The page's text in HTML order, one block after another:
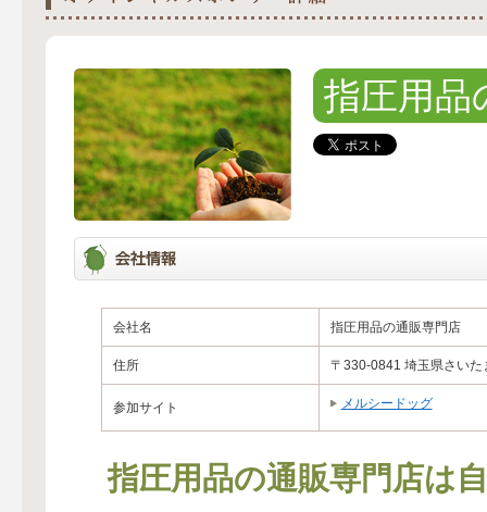
指圧用品
会社名 指圧用品の通販専門店
住所 〒330-0841 埼玉県さい
参加サイト メルシードッグ
指圧用品の通販専門店は